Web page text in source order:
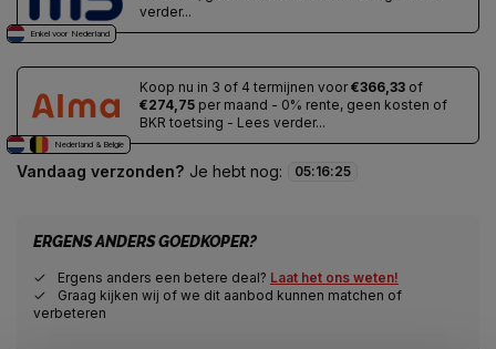
Enkel voor Nederland
verder...
Nederland & Belgie
Koop nu in 3 of 4 termijnen voor €366,33 of
€274,75 per maand - 0% rente, geen kosten of
BKR toetsing - Lees verder...
Vandaag verzonden? Je hebt nog: 05:16:24
ERGENS ANDERS GOEDKOPER?
Ergens anders een betere deal? Laat het ons weten!
Graag kijken wij of we dit aanbod kunnen matchen of
verbeteren